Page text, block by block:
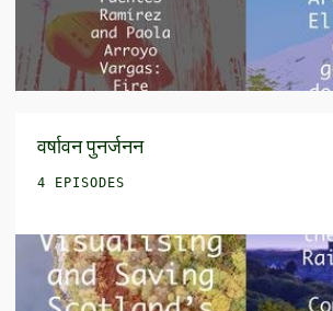
वर्षावन पुनर्जनन
4 EPISODES